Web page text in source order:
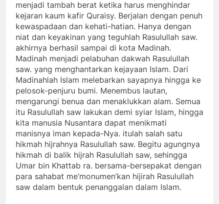
menjadi tambah berat ketika harus menghindar
kejaran kaum kafir Quraisy. Berjalan dengan penuh
kewaspadaan dan kehati-hatian. Hanya dengan
niat dan keyakinan yang teguhlah Rasulullah saw.
akhirnya berhasil sampai di kota Madinah.
Madinah menjadi pelabuhan dakwah Rasulullah
saw. yang menghantarkan kejayaan Islam. Dari
Madinahlah Islam melebarkan sayapnya hingga ke
pelosok-penjuru bumi. Menembus lautan,
mengarungi benua dan menaklukkan alam. Semua
itu Rasulullah saw lakukan demi syiar Islam, hingga
kita manusia Nusantara dapat menikmati
manisnya iman kepada-Nya. itulah salah satu
hikmah hijrahnya Rasulullah saw. Begitu agungnya
hikmah di balik hijrah Rasulullah saw, sehingga
Umar bin Khattab ra. bersama-bersepakat dengan
para sahabat me’monumen’kan hijirah Rasulullah
saw dalam bentuk penanggalan dalam Islam.